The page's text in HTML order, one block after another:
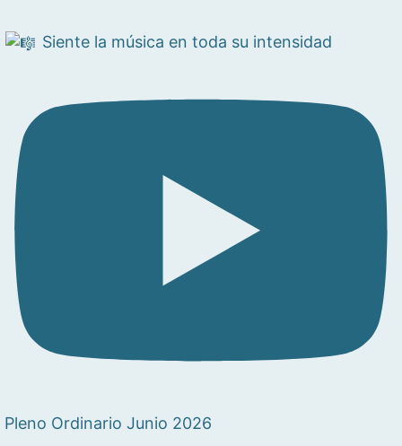
Siente la música en toda su intensidad
Pleno Ordinario Junio 2026